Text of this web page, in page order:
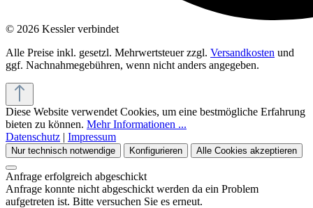
© 2026 Kessler verbindet
Alle Preise inkl. gesetzl. Mehrwertsteuer zzgl. Versandkosten und
ggf. Nachnahmegebühren, wenn nicht anders angegeben.
Diese Website verwendet Cookies, um eine bestmögliche Erfahrung
bieten zu können. Mehr Informationen ...
Datenschutz | Impressum
Nur technisch notwendige Konfigurieren Alle Cookies akzeptieren
Anfrage erfolgreich abgeschickt
Anfrage konnte nicht abgeschickt werden da ein Problem
aufgetreten ist. Bitte versuchen Sie es erneut.